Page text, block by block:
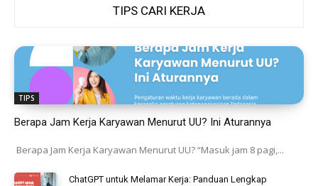
TIPS CARI KERJA
TIPS
Berapa Jam Kerja Karyawan Menurut UU? Ini Aturannya
Berapa Jam Kerja Karyawan Menurut UU? “Masuk jam 8 pagi,...
ChatGPT untuk Melamar Kerja: Panduan Lengkap